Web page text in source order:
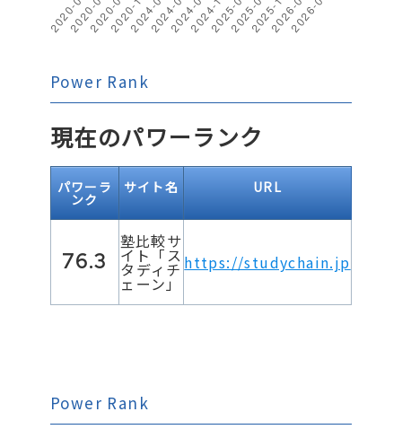
Power Rank
現在のパワーランク
パワーラ
ンク
サイト名 URL
76.3
塾比較サ
イト「ス
タディチ
ェーン」
https://studychain.jp
Power Rank